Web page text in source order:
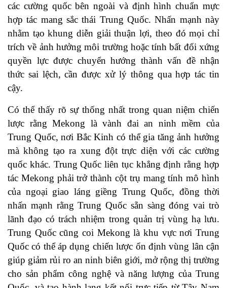
các cường quốc bên ngoài và định hình chuẩn mực
hợp tác mang sắc thái Trung Quốc. Nhấn mạnh này
nhằm tạo khung diễn giải thuận lợi, theo đó mọi chỉ
trích về ảnh hưởng môi trường hoặc tính bất đối xứng
quyền lực được chuyển hướng thành vấn đề nhận
thức sai lệch, cần được xử lý thông qua hợp tác tin
cậy.
Có thể thấy rõ sự thống nhất trong quan niệm chiến
lược rằng Mekong là vành đai an ninh mềm của
Trung Quốc, nơi Bắc Kinh có thể gia tăng ảnh hưởng
mà không tạo ra xung đột trực diện với các cường
quốc khác. Trung Quốc liên tục khẳng định rằng hợp
tác Mekong phải trở thành cột trụ mang tính mô hình
của ngoại giao láng giềng Trung Quốc, đồng thời
nhấn mạnh rằng Trung Quốc sẵn sàng đóng vai trò
lãnh đạo có trách nhiệm trong quản trị vùng hạ lưu.
Trung Quốc cũng coi Mekong là khu vực nơi Trung
Quốc có thể áp dụng chiến lược ổn định vùng lân cận
giúp giảm rủi ro an ninh biên giới, mở rộng thị trường
cho sản phẩm công nghệ và năng lượng của Trung